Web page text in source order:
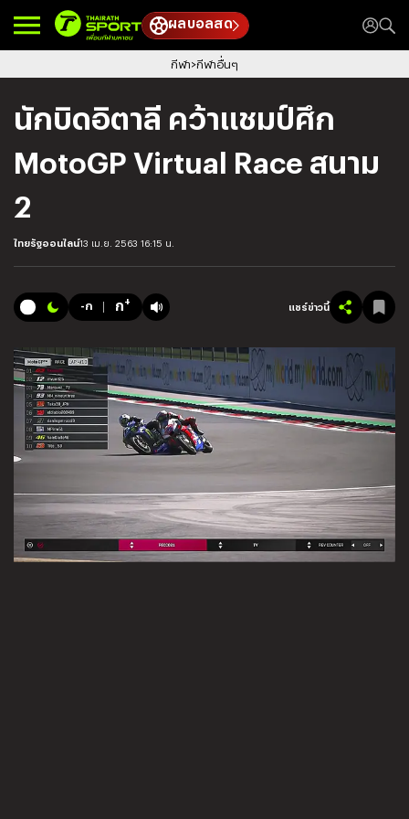
ผลบอลสด
กีฬา กีฬาอื่นๆ
นักบิดอิตาลี คว้าแชมป์ศึก
MotoGP Virtual Race สนาม
2
ไทยรัฐออนไลน์13 เม.ย. 2563 16:15 น.
-ก ก+ แชร์ข่าวนี้